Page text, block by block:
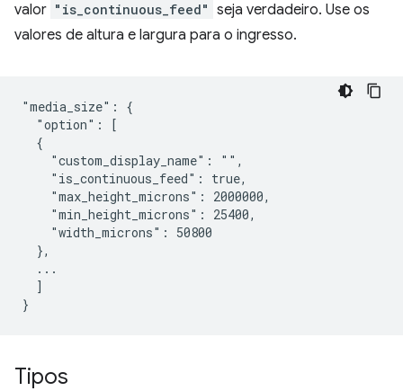
valor "is_continuous_feed" seja verdadeiro. Use os
valores de altura e largura para o ingresso.
"media_size": {
  "option": [
  {
    "custom_display_name": "",
    "is_continuous_feed": true,
    "max_height_microns": 2000000,
    "min_height_microns": 25400,
    "width_microns": 50800
  },
  ...
  ]
Tipos